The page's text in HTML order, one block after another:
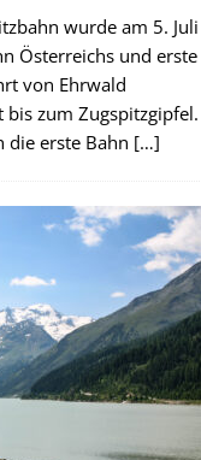
wurde am 5. Juli
Österreichs und erste
von Ehrwald
zum Zugspitzgipfel.
die erste Bahn […]